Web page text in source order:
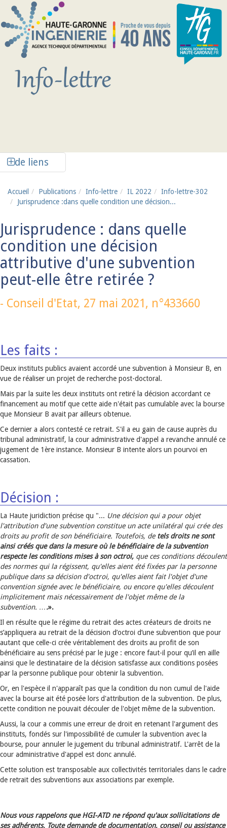
Aller au contenu principal
de liens
Accueil Publications Info-lettre IL 2022
Info-lettre-302
Jurisprudence :dans quelle condition une décision...
Jurisprudence : dans quelle
condition une décision
attributive d'une subvention
peut-elle être retirée ?
- Conseil d'Etat, 27 mai 2021, n°433660
Les faits :
Deux instituts publics avaient accordé une subvention à Monsieur B, en
vue de réaliser un projet de recherche post-doctoral.
Mais par la suite les deux instituts ont retiré la décision accordant ce
financement au motif que cette aide n'était pas cumulable avec la bourse
que Monsieur B avait par ailleurs obtenue.
Ce dernier a alors contesté ce retrait. S'il a eu gain de cause auprès du
tribunal administratif, la cour administrative d'appel a revanche annulé ce
jugement de 1ère instance. Monsieur B intente alors un pourvoi en
cassation.
Décision :
La Haute juridiction précise qu "... Une décision qui a pour objet
l'attribution d'une subvention constitue un acte unilatéral qui crée des
droits au profit de son bénéficiaire. Toutefois, de tels droits ne sont
ainsi créés que dans la mesure où le bénéficiaire de la subvention
respecte les conditions mises à son octroi, que ces conditions découlent
des normes qui la régissent, qu'elles aient été fixées par la personne
publique dans sa décision d'octroi, qu'elles aient fait l'objet d'une
convention signée avec le bénéficiaire, ou encore qu'elles découlent
implicitement mais nécessairement de l'objet même de la
subvention. ….».
Il en résulte que le régime du retrait des actes créateurs de droits ne
s’appliquera au retrait de la décision d’octroi d’une subvention que pour
autant que celle-ci crée véritablement des droits au profit de son
bénéficiaire au sens précisé par le juge : encore faut-il pour qu’il en aille
ainsi que le destinataire de la décision satisfasse aux conditions posées
par la personne publique pour obtenir la subvention.
Or, en l'espèce il n'apparaît pas que la condition du non cumul de l'aide
avec la bourse ait été posée lors d'attribution de la subvention. De plus,
cette condition ne pouvait découler de l'objet même de la subvention.
Aussi, la cour a commis une erreur de droit en retenant l'argument des
instituts, fondés sur l'impossibilité de cumuler la subvention avec la
bourse, pour annuler le jugement du tribunal administratif. L'arrêt de la
cour administrative d'appel est donc annulé.
Cette solution est transposable aux collectivités territoriales dans le cadre
de retrait des subventions aux associations par exemple.
Nous vous rappelons que HGI-ATD ne répond qu'aux sollicitations de
ses adhérents. Toute demande de documentation, conseil ou assistance